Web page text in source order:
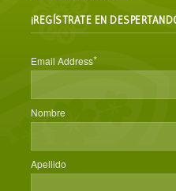
¡REGÍSTRATE EN
Email Address*
Nombre
Apellido